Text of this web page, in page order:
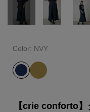
Color: NVY
【crie conforto】